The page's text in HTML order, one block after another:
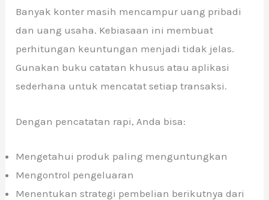
Banyak konter masih mencampur uang pribadi
dan uang usaha. Kebiasaan ini membuat
perhitungan keuntungan menjadi tidak jelas.
Gunakan buku catatan khusus atau aplikasi
sederhana untuk mencatat setiap transaksi.
Dengan pencatatan rapi, Anda bisa:
Mengetahui produk paling menguntungkan
Mengontrol pengeluaran
Menentukan strategi pembelian berikutnya dari